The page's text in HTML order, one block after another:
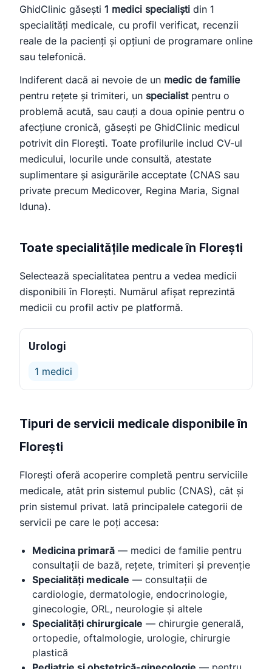
GhidClinic găsești 1 medici specialiști din 1
specialități medicale, cu profil verificat, recenzii
reale de la pacienți și opțiuni de programare online
sau telefonică.
Indiferent dacă ai nevoie de un medic de familie
pentru rețete și trimiteri, un specialistpentru o
problemă acută, sau cauți a doua opinie pentru o
afecțiune cronică, găsești pe GhidClinic medicul
potrivit din Florești. Toate profilurile includ CV-ul
medicului, locurile unde consultă, atestate
suplimentare și asigurările acceptate (CNAS sau
private precum Medicover, Regina Maria, Signal
Iduna).
Toate specialitățile medicale în Florești
Selectează specialitatea pentru a vedea medicii
disponibili în Florești. Numărul afișat reprezintă
medicii cu profil activ pe platformă.
Urologi
1 medici
Tipuri de servicii medicale disponibile în
Florești
Florești oferă acoperire completă pentru serviciile
medicale, atât prin sistemul public (CNAS), cât și
prin sistemul privat. Iată principalele categorii de
servicii pe care le poți accesa:
Medicina primară — medici de familie pentru
consultații de bază, rețete, trimiteri și prevenție
Specialități medicale — consultații de
cardiologie, dermatologie, endocrinologie,
ginecologie, ORL, neurologie și altele
Specialități chirurgicale — chirurgie generală,
ortopedie, oftalmologie, urologie, chirurgie
plastică